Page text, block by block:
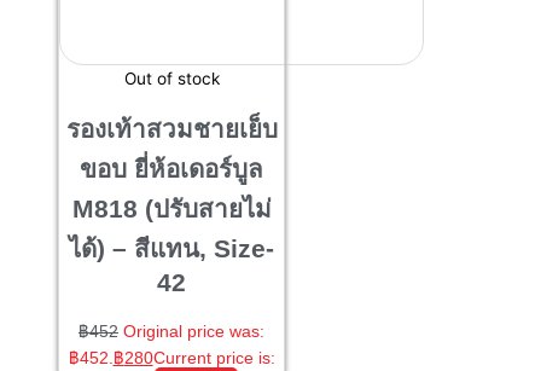
Out of stock
รองเท้าสวมชายเย็บ
ขอบ ยี่ห้อเดอร์บูล
M818 (ปรับสายไม่
ได้) – สีแทน, Size-
42
฿452 Original price was:
฿452.฿280Current price is: